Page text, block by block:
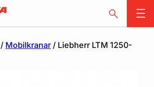
/ Mobilkranar / Liebherr LTM 1250-